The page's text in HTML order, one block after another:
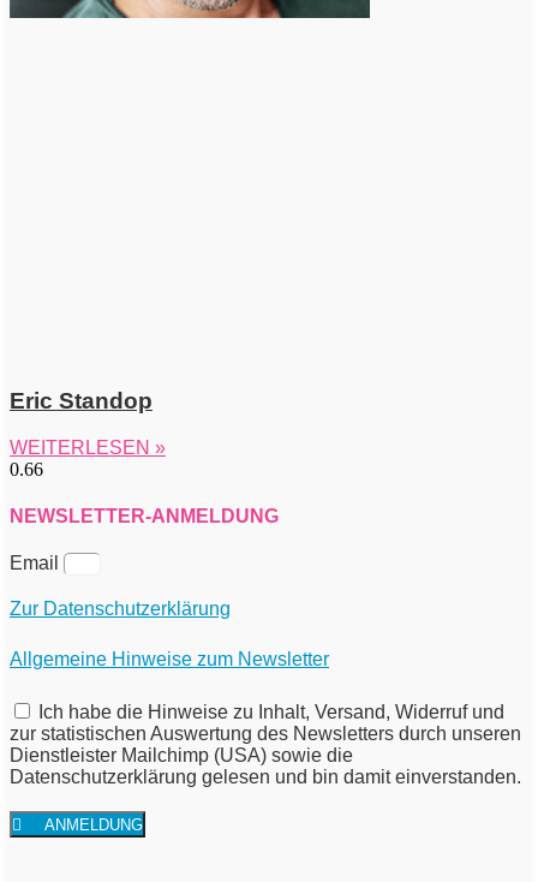
Eric Standop
WEITERLESEN »
NEWSLETTER-ANMELDUNG
Email
Zur Datenschutzerklärung
Allgemeine Hinweise zum Newsletter
Ich habe die Hinweise zu Inhalt, Versand, Widerruf und
zur statistischen Auswertung des Newsletters durch unseren
Dienstleister Mailchimp (USA) sowie die
Datenschutzerklärung gelesen und bin damit einverstanden.
ANMELDUNG